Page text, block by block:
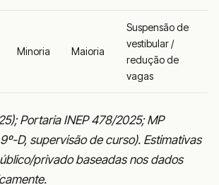
Minoria Maioria
Suspensão de
vestibular /
redução de
vagas
Portaria INEP 478/2025; MP
D, supervisão de curso). Estimativas
privado baseadas nos dados